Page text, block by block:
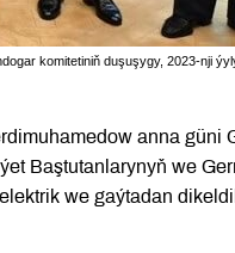
komitetiniň duşuşygy, 2023-nji
anna güni
Baştutanlarynyň we
we gaýtadan